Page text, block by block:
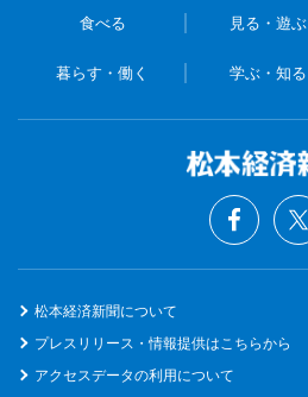
食べる 見る・遊ぶ
暮らす・働く 学ぶ・知る
松本経済新聞について
プレスリリース・情報提供はこちらから
アクセスデータの利用について